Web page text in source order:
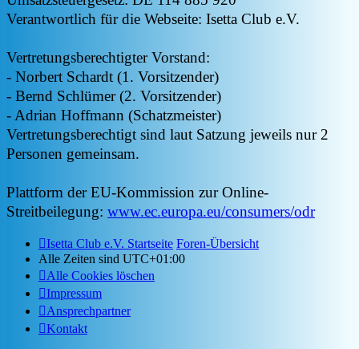
Verantwortlich für die Webseite: Isetta Club e.V.
Vertretungsberechtigter Vorstand:
- Norbert Schardt (1. Vorsitzender)
- Bernd Schlümer (2. Vorsitzender)
- Adrian Hoffmann (Schatzmeister)
Vertretungsberechtigt sind laut Satzung jeweils nur 2
Personen gemeinsam.
Plattform der EU-Kommission zur Online-
Streitbeilegung: www.ec.europa.eu/consumers/odr
Isetta Club e.V. Startseite Foren-Übersicht
Alle Zeiten sind UTC+01:00
Alle Cookies löschen
Impressum
Ansprechpartner
Kontakt